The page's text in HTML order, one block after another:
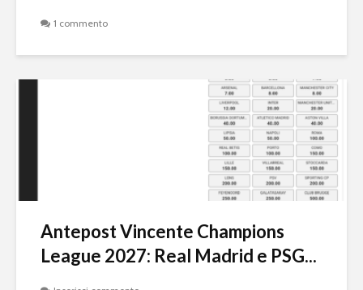
1 commento
Antepost Vincente Champions
League 2027: Real Madrid e PSG...